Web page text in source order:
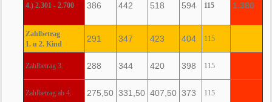
4.) 2.301 - 2.700 386 442 518 594 115 1.380
Zahlbetrag
1. u 2. Kind
291 347 423 404 115
Zahlbetrag 3. 288 344 420 398 115
Zahlbetrag ab 4. 275,50 331,50 407,50 373 115